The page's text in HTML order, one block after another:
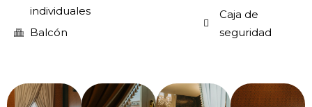
individuales
Balcón
Caja de
seguridad